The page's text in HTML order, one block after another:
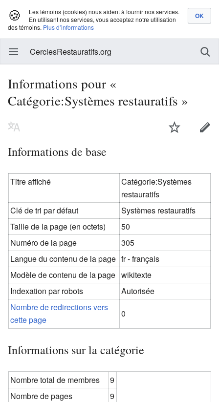
🍪
Les témoins (cookies) nous aident à fournir nos services.
En utilisant nos services, vous acceptez notre utilisation
des témoins. Plus d’informations
CerclesRestauratifs.org
Informations pour «
Catégorie:Systèmes restauratifs »
Informations de base
Titre affiché
Catégorie:Systèmes
restauratifs
Clé de tri par défaut
Systèmes restauratifs
Taille de la page (en octets)
50
Numéro de la page
305
Langue du contenu de la page fr - français
Modèle de contenu de la page wikitexte
Indexation par robots
Autorisée
Nombre de redirections vers
cette page
0
Informations sur la catégorie
Nombre total de membres
9
Nombre de pages
9